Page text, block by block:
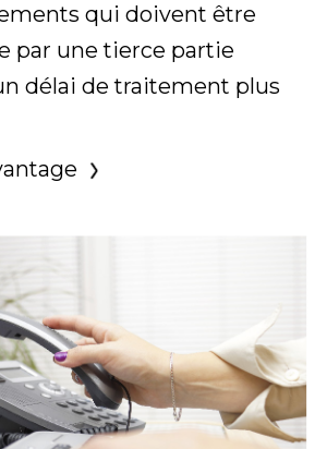
qui doivent être
par une tierce partie
délai de traitement plus